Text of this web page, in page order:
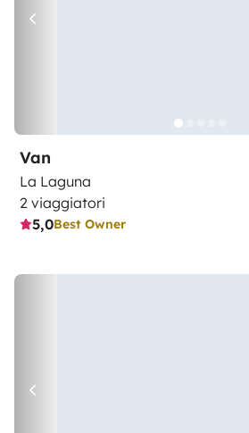
Van
La Laguna
2 viaggiatori
5,0Best Owner